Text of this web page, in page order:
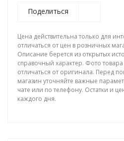
Поделиться
Цена действительна только для
отличаться от цен в розничных
Описание берется из открытых
справочный характер. Фото
отличаться от оригинала. Перед
магазин уточняйте важные
чате или по телефону. Остатки и
каждого дня.